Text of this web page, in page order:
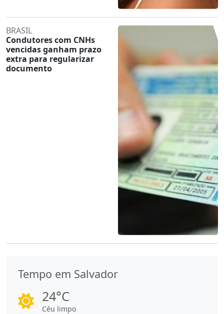
BRASIL
Condutores com CNHs
vencidas ganham prazo
extra para regularizar
documento
Tempo em Salvador
24°C
Céu limpo